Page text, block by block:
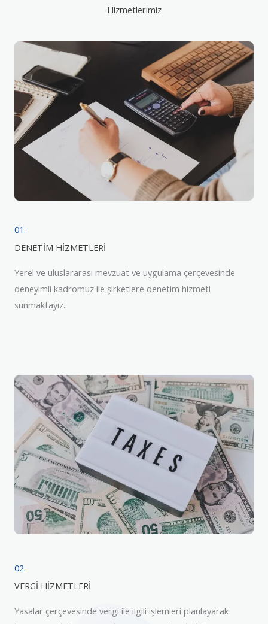
Hizmetlerimiz
01.
DENETİM HİZMETLERİ
Yerel ve uluslararası mevzuat ve uygulama çerçevesinde
deneyimli kadromuz ile şirketlere denetim hizmeti
sunmaktayız.
02.
VERGİ HİZMETLERİ
Yasalar çerçevesinde vergi ile ilgili işlemleri planlayarak